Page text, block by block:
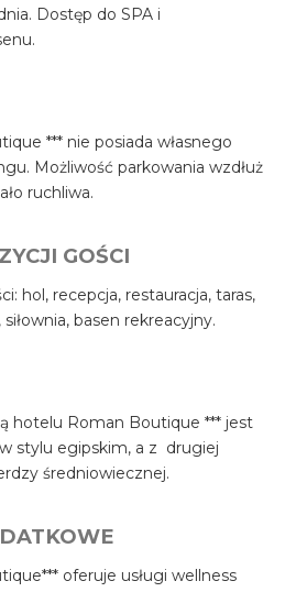
Dostęp do SPA i
*** nie posiada własnego
Możliwość parkowania wzdłuż
ruchliwa.
GOŚCI
hol, recepcja, restauracja, taras,
basen rekreacyjny.
hotelu Roman Boutique *** jest
stylu egipskim, a z drugiej
średniowiecznej.
oferuje usługi wellness